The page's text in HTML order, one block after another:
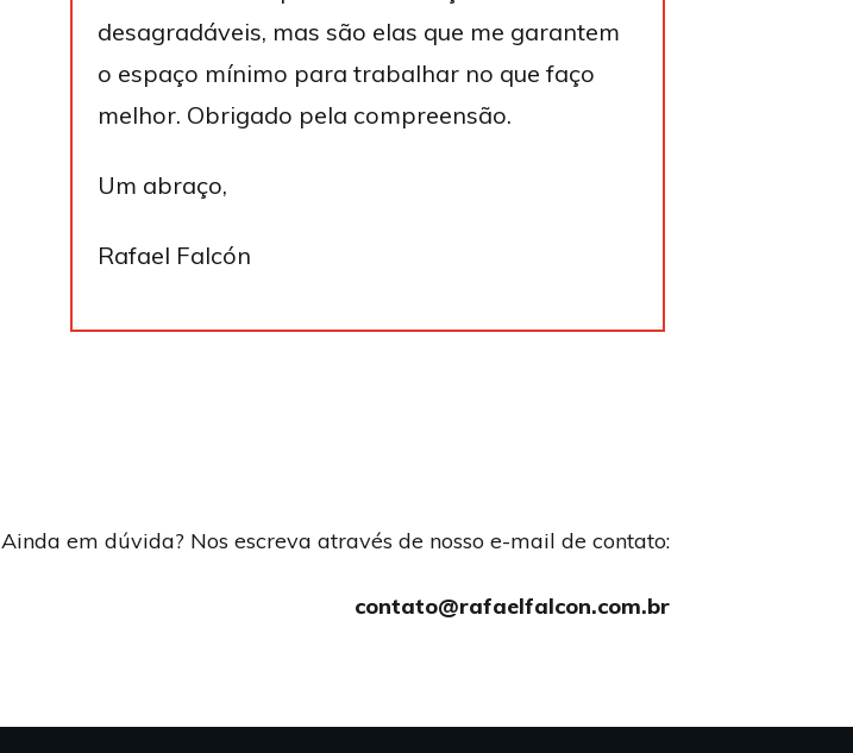
desagradáveis, mas são elas que me garantem
o espaço mínimo para trabalhar no que faço
melhor. Obrigado pela compreensão.
Um abraço,
Rafael Falcón
Ainda em dúvida? Nos escreva através de nosso e-mail de contato:
contato@rafaelfalcon.com.br